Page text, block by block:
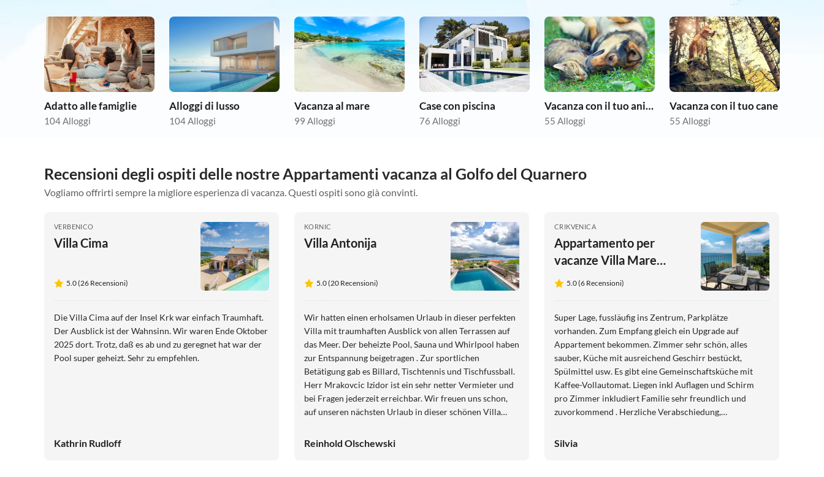
Adatto alle famiglie
104 Alloggi
Alloggi di lusso
104 Alloggi
Vacanza al mare
99 Alloggi
Case con piscina
76 Alloggi
Vacanza con il tuo animale domestico
55 Alloggi
Vacanza con il tuo cane
55 Alloggi
Recensioni degli ospiti delle nostre Appartamenti vacanza al Golfo del Quarnero
Vogliamo offrirti sempre la migliore esperienza di vacanza. Questi ospiti sono già convinti.
VERBENICO
Villa Cima
5.0 (26 Recensioni)
Die Villa Cima auf der Insel Krk war einfach Traumhaft.
Der Ausblick ist der Wahnsinn. Wir waren Ende Oktober
2025 dort. Trotz, daß es ab und zu geregnet hat war der
Pool super geheizt. Sehr zu empfehlen.
Kathrin Rudloff
KORNIC
Villa Antonija
5.0 (20 Recensioni)
Wir hatten einen erholsamen Urlaub in dieser perfekten
Villa mit traumhaften Ausblick von allen Terrassen auf
das Meer. Der beheizte Pool, Sauna und Whirlpool haben
zur Entspannung beigetragen . Zur sportlichen
Betätigung gab es Billard, Tischtennis und Tischfussball.
Herr Mrakovcic Izidor ist ein sehr netter Vermieter und
bei Fragen jederzeit erreichbar. Wir freuen uns schon,
auf unseren nächsten Urlaub in dieser schönen Villa
Reinhold Olschewski
CRIKVENICA
Appartamento per
vacanze Villa Mare
Crikvenica
5.0 (6 Recensioni)
Super Lage, fussläufig ins Zentrum, Parkplätze
vorhanden. Zum Empfang gleich ein Upgrade auf
Appartement bekommen. Zimmer sehr schön, alles
sauber, Küche mit ausreichend Geschirr bestückt,
Spülmittel usw. Es gibt eine Gemeinschaftsküche mit
Kaffee-Vollautomat. Liegen inkl Auflagen und Schirm
pro Zimmer inkludiert Familie sehr freundlich und
zuvorkommend . Herzliche Verabschiedung,
einen wunderschönen 1-wöchigen Urlaub und haben
Silvia